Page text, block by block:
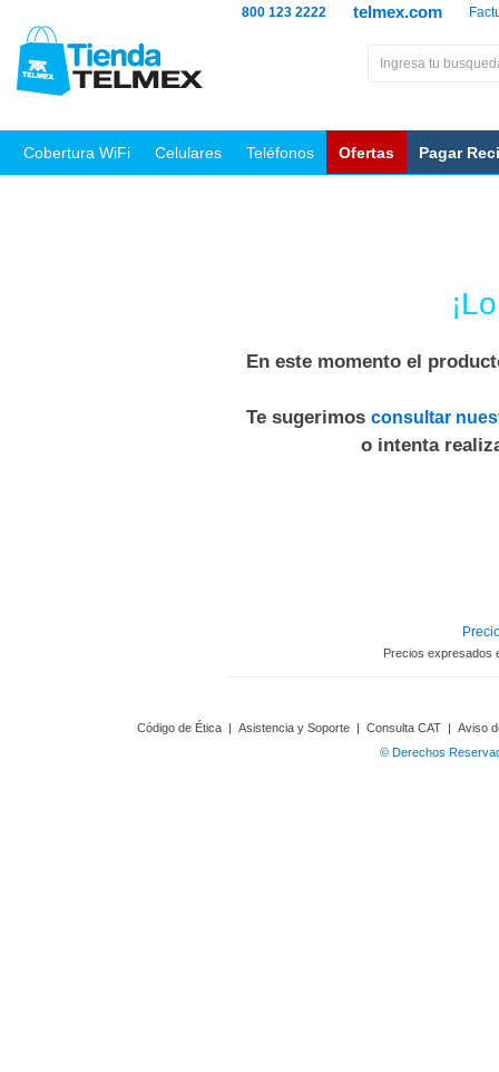
telmex.com
800 123 2222
Cobertura WiFi Celulares Teléfonos Ofertas Pagar
En este momento el
Te sugerimos consultar
o intenta
Precios expresados
Código de Ética | Asistencia y Soporte | Consulta CAT | Aviso
© Derechos